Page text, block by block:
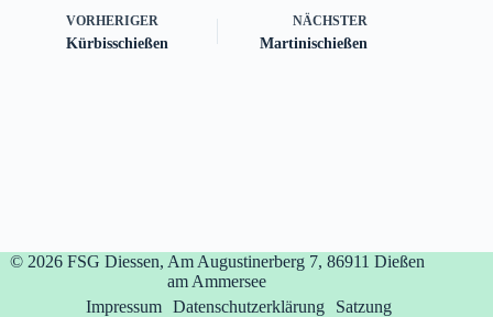
VORHERIGER
Kürbisschießen
NÄCHSTER
Martinischießen
© 2026 FSG Diessen, Am Augustinerberg 7, 86911 Dießen
am Ammersee
Impressum Datenschutzerklärung Satzung